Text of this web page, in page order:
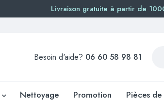
Livraison gratuite à partir de
Besoin d'aide? 06 60 58 98 81
Nettoyage Promotion Pièces